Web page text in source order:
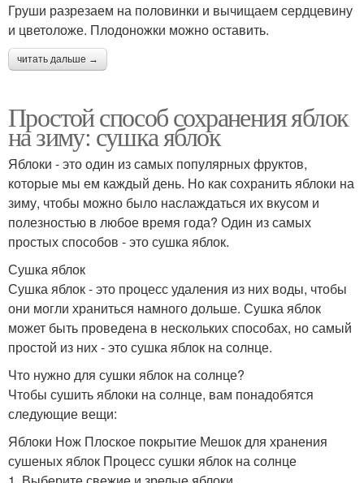
Груши разрезаем на половинки и вычищаем сердцевину
и цветоложе. Плодоножки можно оставить.
читать дальше →
Простой способ сохранения яблок
на зиму: сушка яблок
Яблоки - это один из самых популярных фруктов,
которые мы ем каждый день. Но как сохранить яблоки на
зиму, чтобы можно было наслаждаться их вкусом и
полезностью в любое время года? Один из самых
простых способов - это сушка яблок.
Сушка яблок
Сушка яблок - это процесс удаления из них воды, чтобы
они могли храниться намного дольше. Сушка яблок
может быть проведена в нескольких способах, но самый
простой из них - это сушка яблок на солнце.
Что нужно для сушки яблок на солнце?
Чтобы сушить яблоки на солнце, вам понадобятся
следующие вещи:
Яблоки Нож Плоское покрытие Мешок для хранения
сушеных яблок Процесс сушки яблок на солнце